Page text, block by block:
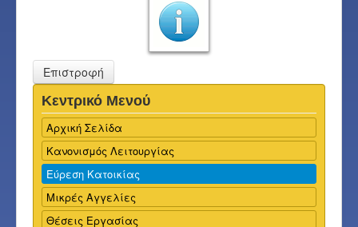
Επιστροφή
Κεντρικό Μενού
Αρχική Σελίδα
Κανονισμός Λειτουργίας
Εύρεση Κατοικίας
Μικρές Αγγελίες
Θέσεις Εργασίας